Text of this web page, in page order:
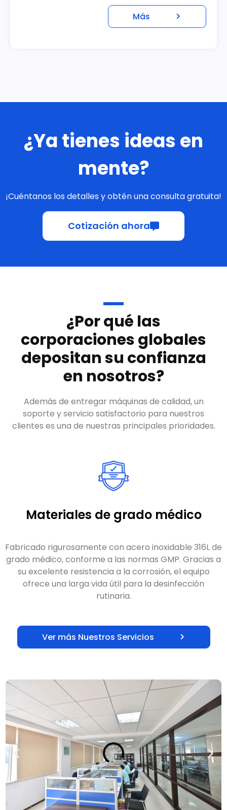
Más
¿Ya tienes ideas en
mente?
¡Cuéntanos los detalles y obtén una consulta gratuita!
Cotización ahora
¿Por qué las
corporaciones globales
depositan su confianza
en nosotros?
Además de entregar máquinas de calidad, un
soporte y servicio satisfactorio para nuestros
clientes es una de nuestras principales prioridades.
Materiales de grado médico
Fabricado rigurosamente con acero inoxidable 316L de
grado médico, conforme a las normas GMP. Gracias a
su excelente resistencia a la corrosión, el equipo
ofrece una larga vida útil para la desinfección
rutinaria.
Ver más Nuestros Servicios